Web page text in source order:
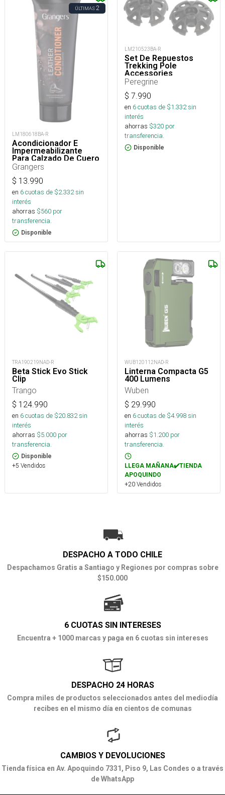
ÚLTIMAS2
LM180618BA-R
Acondicionador E
Impermeabilizante
Para Calzado De Cuero
75 Ml
Grangers
$ 13.990
en 6cuotas de $2.332sin
interés
ahorras $560 por
transferencia.
Disponible
LM210523BA-R
Set De Repuestos
Trekking Pole
Accessories
Peregrine
$ 7.990
en 6cuotas de $1.332sin
interés
ahorras $320 por
transferencia.
Disponible
TRA190219NAD-R
Beta Stick Evo Stick
Clip
Trango
$ 124.990
en 6cuotas de $20.832sin
interés
ahorras $5.000 por
transferencia.
Disponible
+5 Vendidos
WUB120112NAD-R
Linterna Compacta G5
400 Lumens
Wuben
$ 29.990
en 6cuotas de $4.998sin
interés
ahorras $1.200 por
transferencia.
LLEGA MAÑANA✔️TIENDA
APOQUINDO
+20 Vendidos
DESPACHO A TODO CHILE
Despachamos Gratis a Santiago y Regiones por compras sobre
$150.000
6 CUOTAS SIN INTERESES
Encuentra + 1000 marcas y paga en 6 cuotas sin intereses
DESPACHO 24 HORAS
Compra miles de productos seleccionados antes del mediodía
recibes en el mismo día en cientos de comunas
CAMBIOS Y DEVOLUCIONES
Tienda física en Av. Apoquindo 7331, Piso 9, Las Condes o a través
de WhatsApp